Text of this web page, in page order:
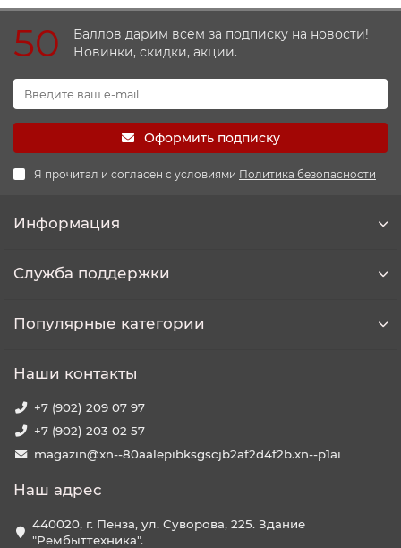
50
Баллов дарим всем за подписку на новости!
Новинки, скидки, акции.
Оформить подписку
Я прочитал и согласен с условиями Политика безопасности
Информация
Служба поддержки
Популярные категории
Наши контакты
+7 (902) 209 07 97
+7 (902) 203 02 57
magazin@xn--80aalepibksgscjb2af2d4f2b.xn--p1ai
Наш адрес
440020, г. Пенза, ул. Суворова, 225. Здание
"Рембыттехника".